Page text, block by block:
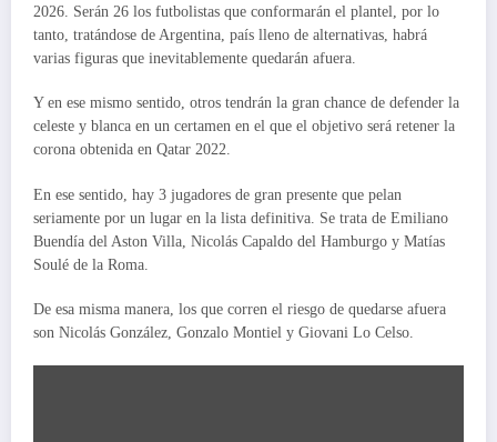
2026. Serán 26 los futbolistas que conformarán el plantel, por lo
tanto, tratándose de Argentina, país lleno de alternativas, habrá
varias figuras que inevitablemente quedarán afuera.
Y en ese mismo sentido, otros tendrán la gran chance de defender la
celeste y blanca en un certamen en el que el objetivo será retener la
corona obtenida en Qatar 2022.
En ese sentido, hay 3 jugadores de gran presente que pelan
seriamente por un lugar en la lista definitiva. Se trata de Emiliano
Buendía del Aston Villa, Nicolás Capaldo del Hamburgo y Matías
Soulé de la Roma.
De esa misma manera, los que corren el riesgo de quedarse afuera
son Nicolás González, Gonzalo Montiel y Giovani Lo Celso.